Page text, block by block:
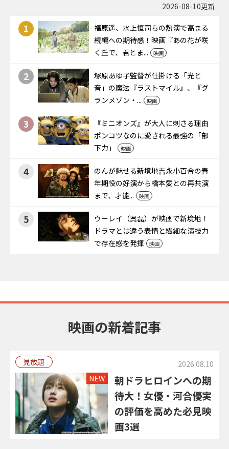
2026-08-10更新
1
福原遥、水上恒司らの熱演で高まる
続編への期待感！映画『あの花が咲
く丘で、君とま...
映画
2
塚原あゆ子監督が仕掛ける「光と
音」の魔法――『ラストマイル』、『グ
ランメゾン・...
映画
3
『ミニオンズ』が大人に刺さる理由――
ポンコツなのに愛される最強の「部
下力」
映画
4
のんが魅せる新境地――吉永小百合の青
年期役の好演から橋本愛との再共演
まで、才能...
映画
5
ウーレイ（呉磊）が映画で新境地！
ドラマとは違う表情と繊細な演技力
で存在感を発揮
映画
映画の新着記事
見放題 2026.08.10
NEW
朝ドラヒロインへの期
待大！女優・河合優実
の評価を高めた必見映
画3選